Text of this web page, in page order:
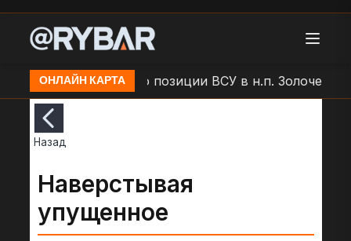
ОНЛАЙН КАРТА
БЛА "Молния" по позиции ВСУ в н.п. Золочев
Назад
Наверстывая
упущенное